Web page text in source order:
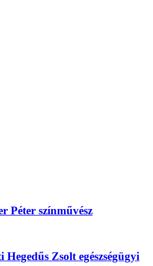
Péter színművész
Zsolt egészségügyi